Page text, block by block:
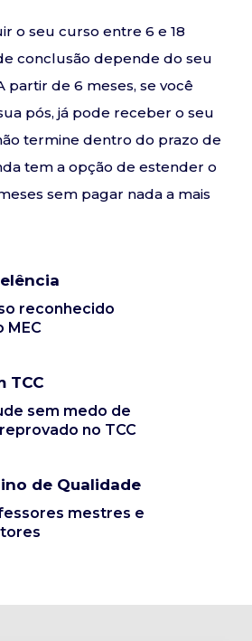
o seu curso entre 6 e 18
conclusão depende do seu
partir de 6 meses, se você
pós, já pode receber o seu
termine dentro do prazo de
tem a opção de estender o
sem pagar nada a mais
reconhecido
MEC
TCC
sem medo de
no TCC
de Qualidade
mestres e